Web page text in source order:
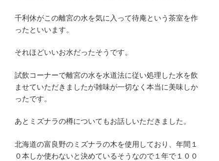
千利休がこの離宮の水を気に入って待庵という茶室を作
ったといいます。
それほどいいお水だったそうです。
試飲コーナーで離宮の水を水道法に従い処理した水を飲
ませていただきましたが雑味が一切なく本当に美味しか
ったです。
あとミズナラの樽についてもお話しいただきました。
北海道の富良野のミズナラの木を使用しており、年間１
０本しか使わないと決めているそうなので１年で１００